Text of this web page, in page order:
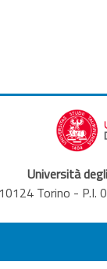
Università
Torino -